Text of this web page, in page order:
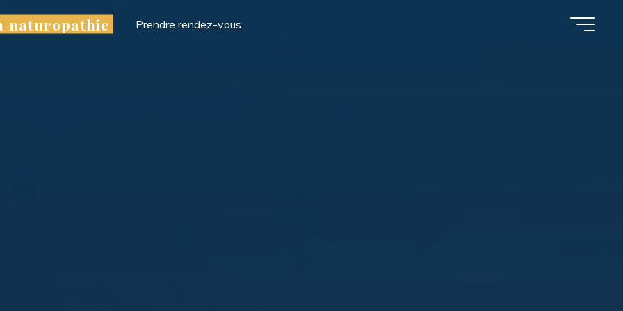
naturopathie Prendre rendez-vous